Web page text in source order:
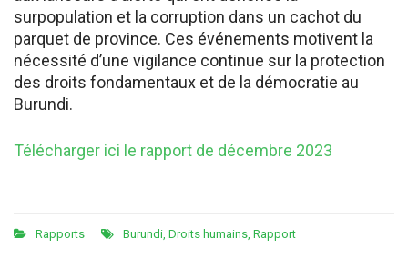
surpopulation et la corruption dans un cachot du
parquet de province. Ces événements motivent la
nécessité d’une vigilance continue sur la protection
des droits fondamentaux et de la démocratie au
Burundi.
Télécharger ici le rapport de décembre 2023
Rapports Burundi Droits humains Rapport